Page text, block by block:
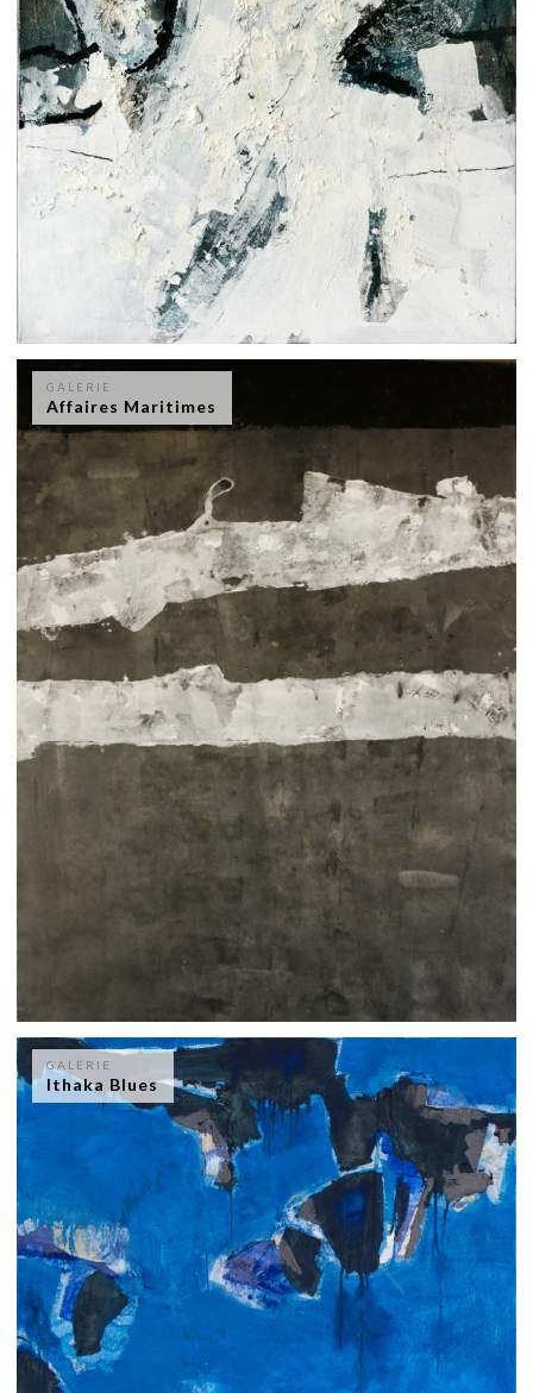
GALERIE
Affaires Maritimes
GALERIE
Ithaka Blues